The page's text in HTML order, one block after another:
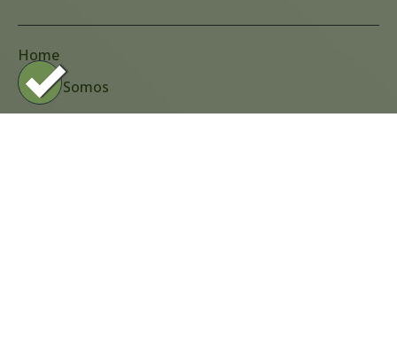
Home
Quem Somos
Produtos